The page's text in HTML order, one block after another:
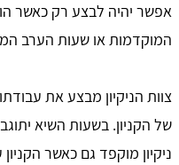
אפשר יהיה לבצע רק כאשר
המוקדמות או שעות הערב
צוות הניקיון מבצע את
של הקניון. בשעות השיא
ניקיון מוקפד גם כאשר